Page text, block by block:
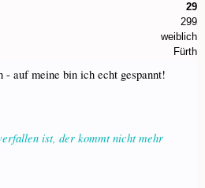
29
299
weiblich
Fürth
auf meine bin ich echt gespannt!
ist, der kommt nicht mehr